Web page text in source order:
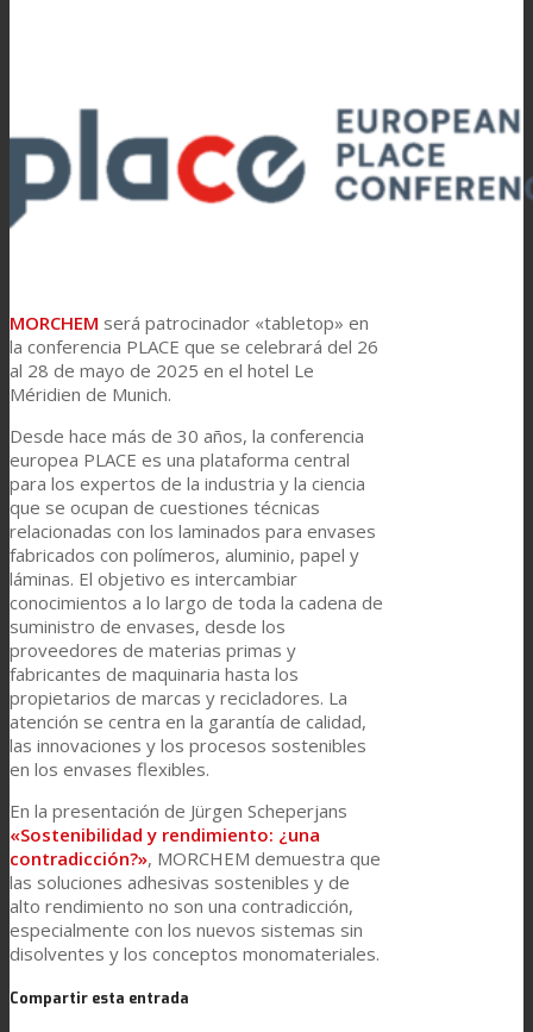
Laminación textil
Innovación
I+D
Asistencia Técnica
Prestaciones
Sostenibilidad
Carrera
Atención al Cliente
Certificaciones
MORCHEM será patrocinador «tabletop» en
la conferencia PLACE que se celebrará del 26
al 28 de mayo de 2025 en el hotel Le
Méridien de Munich.
Desde hace más de 30 años, la conferencia
europea PLACE es una plataforma central
para los expertos de la industria y la ciencia
que se ocupan de cuestiones técnicas
relacionadas con los laminados para envases
fabricados con polímeros, aluminio, papel y
láminas. El objetivo es intercambiar
conocimientos a lo largo de toda la cadena de
suministro de envases, desde los
proveedores de materias primas y
fabricantes de maquinaria hasta los
propietarios de marcas y recicladores. La
atención se centra en la garantía de calidad,
las innovaciones y los procesos sostenibles
en los envases flexibles.
En la presentación de Jürgen Scheperjans
«Sostenibilidad y rendimiento: ¿una
contradicción?», MORCHEM demuestra que
las soluciones adhesivas sostenibles y de
alto rendimiento no son una contradicción,
especialmente con los nuevos sistemas sin
disolventes y los conceptos monomateriales.
Compartir esta entrada